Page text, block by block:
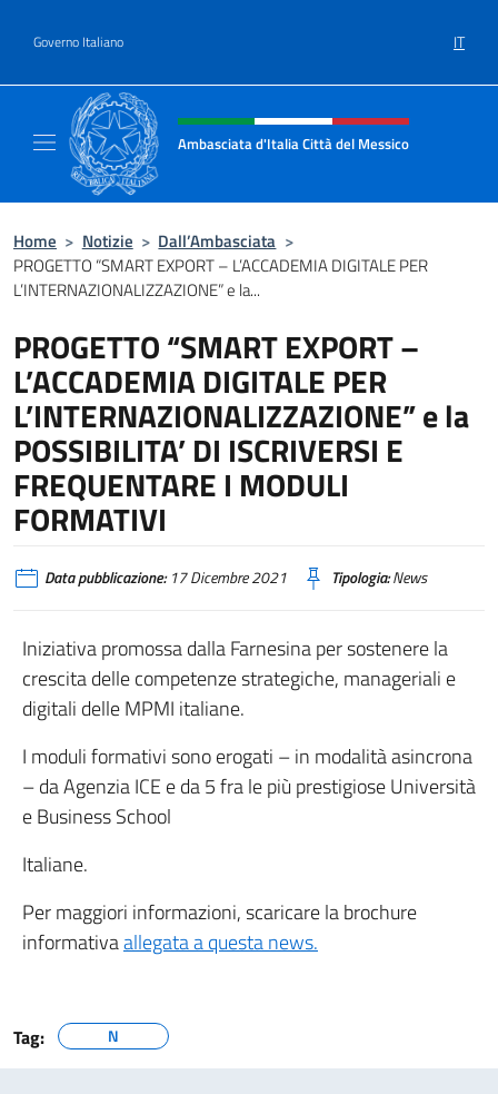
Governo Italiano IT
Intestazione sito, social e menù
Ambasciata d'Italia Città del Messico
Home > Notizie > Dall’Ambasciata >
PROGETTO “SMART EXPORT – L’ACCADEMIA DIGITALE PER
L’INTERNAZIONALIZZAZIONE” e la...
PROGETTO “SMART EXPORT –
L’ACCADEMIA DIGITALE PER
L’INTERNAZIONALIZZAZIONE” e la
POSSIBILITA’ DI ISCRIVERSI E
FREQUENTARE I MODULI
FORMATIVI
Data pubblicazione:17 Dicembre 2021 Tipologia:News
Iniziativa promossa dalla Farnesina per sostenere la
crescita delle competenze strategiche, manageriali e
digitali delle MPMI italiane.
I moduli formativi sono erogati – in modalità asincrona
– da Agenzia ICE e da 5 fra le più prestigiose Università
e Business School
Italiane.
Per maggiori informazioni, scaricare la brochure
informativaallegata a questa news.
Tag: N